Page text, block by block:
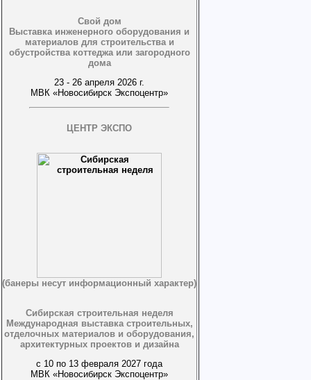
Свой дом
Выставка инженерного оборудования и
материалов для строительства и
обустройства коттеджа или загородного
дома
23 - 26 апреля 2026 г.
МВК «Новосибирск Экспоцентр»
ЦЕНТР ЭКСПО
(банеры несут информационный характер)
Сибирская строительная неделя
Международная выставка строительных,
отделочных материалов и оборудования,
архитектурных проектов и дизайна
с 10 по 13 февраля 2027 года
МВК «Новосибирск Экспоцентр»